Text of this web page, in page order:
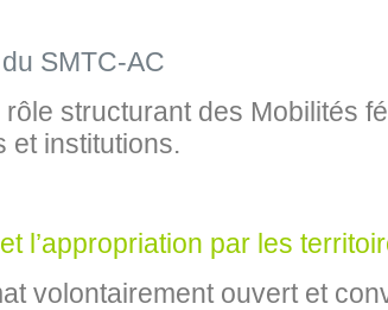
SMTC-AC
structurant des Mobilités
et institutions.
l’appropriation par les
volontairement ouvert et